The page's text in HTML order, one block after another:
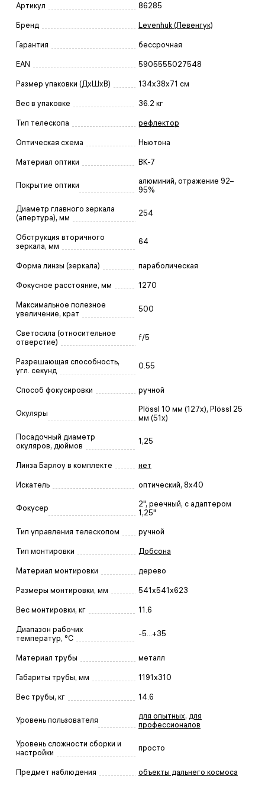
Артикул 86285
Бренд Levenhuk (Левенгук)
Гарантия бессрочная
EAN 5905555027548
Размер упаковки (ДxШxВ) 134x38x71 см
Вес в упаковке 36.2 кг
Тип телескопа рефлектор
Оптическая схема Ньютона
Материал оптики BK-7
Покрытие оптики
алюминий, отражение 92–
95%
Диаметр главного зеркала
(апертура), мм
254
Обструкция вторичного
зеркала, мм
64
Форма линзы (зеркала) параболическая
Фокусное расстояние, мм 1270
Максимальное полезное
увеличение, крат
500
Светосила (относительное
отверстие)
f/5
Разрешающая способность,
угл. секунд
0.55
Способ фокусировки ручной
Окуляры
Plössl 10 мм (127х), Plössl 25
мм (51х)
Посадочный диаметр
окуляров, дюймов
1,25
Линза Барлоу в комплекте нет
Искатель оптический, 8x40
Фокусер
2", реечный, с адаптером
1,25"
Тип управления телескопом ручной
Тип монтировки Добсона
Материал монтировки дерево
Размеры монтировки, мм 541x541x623
Вес монтировки, кг 11.6
Диапазон рабочих
температур, °С
-5...+35
Материал трубы металл
Габариты трубы, мм 1191х310
Вес трубы, кг 14.6
Уровень пользователя для опытных, для
профессионалов
Уровень сложности сборки и
настройки
просто
Предмет наблюдения объекты дальнего космоса